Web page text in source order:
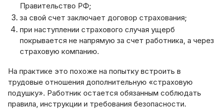
Правительство РФ;
за свой счет заключает договор страхования;
при наступлении страхового случая ущерб
покрывается не напрямую за счет работника, а через
страховую компанию.
На практике это похоже на попытку встроить в
трудовые отношения дополнительную «страховую
подушку». Работник остается обязанным соблюдать
правила, инструкции и требования безопасности.